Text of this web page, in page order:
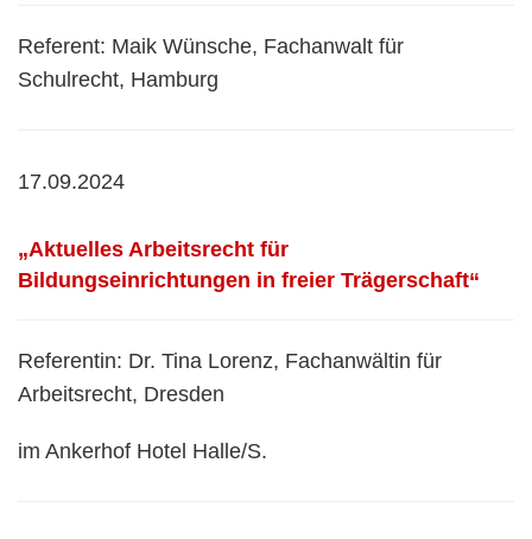
Referent: Maik Wünsche, Fachanwalt für
Schulrecht, Hamburg
17.09.2024
„Aktuelles Arbeitsrecht für
Bildungseinrichtungen in freier Trägerschaft“
Referentin: Dr. Tina Lorenz, Fachanwältin für
Arbeitsrecht, Dresden
im Ankerhof Hotel Halle/S.